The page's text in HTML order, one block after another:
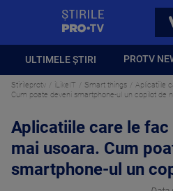
ULTIMELE ȘTIRI PROTV
Stirileprotv iLikeIT Smart things
Aplicatiile
Cum poate deveni smartphone-ul un copilot de
Aplicatiile care le
mai usoara. Cum
smartphone-ul un